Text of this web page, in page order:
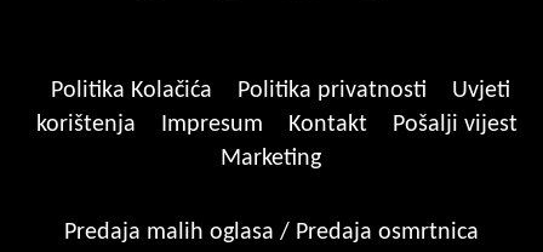
Politika Kolačića Politika privatnosti
Uvjeti
korištenja
Impresum Kontakt
Pošalji vijest
Marketing
Predaja malih oglasa / Predaja osmrtnica